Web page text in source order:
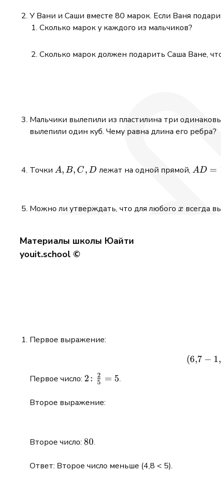
У Вани и Саши вместе 80 марок. Если Ваня
Сколько марок у каждого из мальчиков?
Сколько марок должен подарить Саша Ване,
Мальчики вылепили из пластилина три
вылепили один куб. Чему равна длина его ребра?
Точки A,B,C,D
A, B, C, D лежат на одной прямой, AD =
AD =
Можно ли утверждать, что для любого x
x всегда
Материалы школы Юайти
youit.school ©
Первое выражение:
(6,7 − 1,
Первое число: 2 \colon
{5} = 5
2: 5
2 = 5.
Второе выражение:
Второе число: 80%
6 =
80.
Ответ: Второе число меньше (4,8 < 5).